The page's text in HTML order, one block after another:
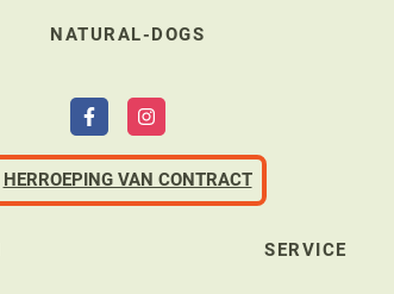
NATURAL-DOGS
HERROEPING VAN CONTRACT
SERVICE